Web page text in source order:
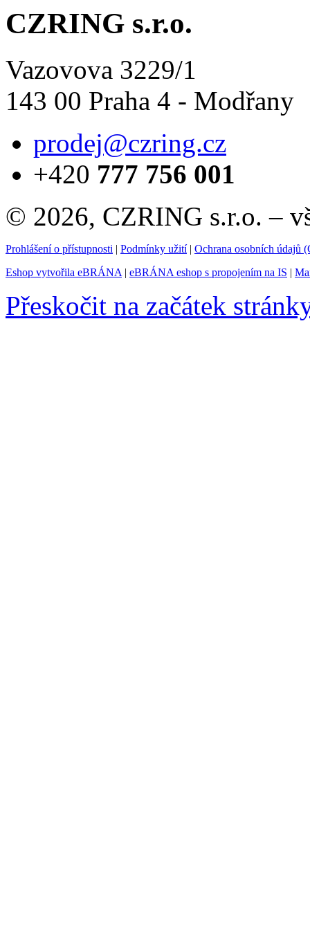
CZRING s.r.o.
Vazovova 3229/1
143 00 Praha 4 - Modřany
prodej@czring.cz
+420 777 756 001
© 2026, CZRING s.r.o. –
Prohlášení o přístupnosti | Podmínky užití| Ochrana osobních údajů
Eshop vytvořila eBRÁNA | eBRÁNA eshop s propojením na IS |
Přeskočit na začátek